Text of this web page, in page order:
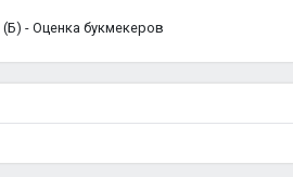
- Оценка букмекеров